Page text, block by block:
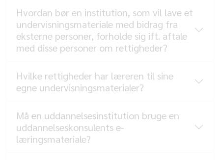
Hvordan bør en institution, som vil lave et
undervisningsmateriale med bidrag fra
eksterne personer, forholde sig ift. aftale
med disse personer om rettigheder?
Hvilke rettigheder har læreren til sine
egne undervisningsmaterialer?
Må en uddannelsesinstitution bruge en
uddannelseskonsulents e-
læringsmateriale?